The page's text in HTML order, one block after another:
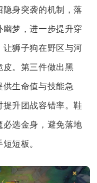
身突袭的机制，落
梦，进一步提升穿
狮子狗在野区与河
皮。第三件做出黑
生命值与技能急
升团战容错率。鞋
选金身，避免落地
短板。